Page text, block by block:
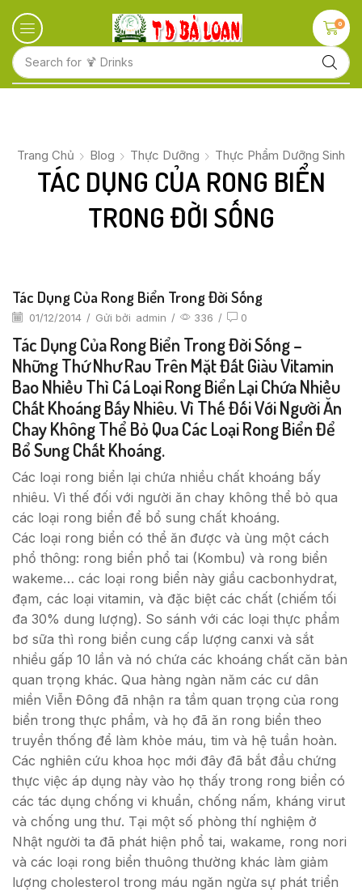
Search for 🍋 Fruits
0
Trang Chủ Blog Thực Dưỡng Thực Phẩm Dưỡng Sinh
TÁC DỤNG CỦA RONG BIỂN
TRONG ĐỜI SỐNG
Tác Dụng Của Rong Biển Trong Đời Sống
01/12/2014 / Gửi bởi admin / 336 / 0
Tác Dụng Của Rong Biển Trong Đời Sống –
Những Thứ Như Rau Trên Mặt Đất Giàu Vitamin
Bao Nhiều Thì Cá Loại Rong Biển Lại Chứa Nhiều
Chất Khoáng Bấy Nhiêu. Vì Thế Đối Với Người Ăn
Chay Không Thể Bỏ Qua Các Loại Rong Biển Để
Bổ Sung Chất Khoáng.
Các loại rong biển lại chứa nhiều chất khoáng bấy
nhiêu. Vì thế đối với người ăn chay không thể bỏ qua
các loại rong biển để bổ sung chất khoáng.
Các loại rong biển có thể ăn được và ùng một cách
phổ thông: rong biển phổ tai (Kombu) và rong biển
wakeme… các loại rong biển này giầu cacbonhydrat,
đạm, các loại vitamin, và đặc biệt các chất (chiếm tối
đa 30% dung lượng). So sánh với các loại thực phẩm
bơ sữa thì rong biển cung cấp lượng canxi và sắt
nhiều gấp 10 lần và nó chứa các khoáng chất căn bản
quan trọng khác. Qua hàng ngàn năm các cư dân
miền Viễn Đông đã nhận ra tầm quan trọng của rong
biển trong thực phẩm, và họ đã ăn rong biển theo
truyền thống để làm khỏe máu, tim và hệ tuần hoàn.
Các nghiên cứu khoa học mới đây đã bắt đầu chứng
thực việc áp dụng này vào họ thấy trong rong biển có
các tác dụng chống vi khuẩn, chống nấm, kháng virut
và chống ung thư. Tại một số phòng thí nghiệm ở
Nhật người ta đã phát hiện phổ tai, wakame, rong nori
và các loại rong biển thuông thường khác làm giảm
lượng cholesterol trong máu ngăn ngừa sự phát triển